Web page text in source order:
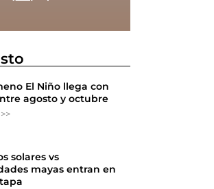
El Niño llega con
agosto y octubre
solares vs
mayas entran en